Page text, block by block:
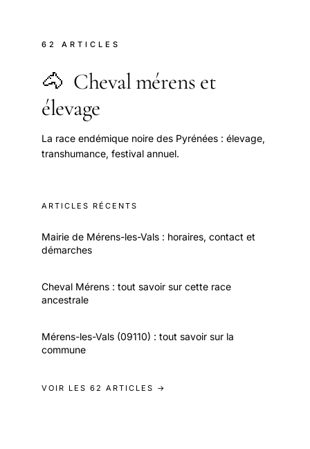
62 ARTICLES
🐴 Cheval mérens et
élevage
La race endémique noire des Pyrénées : élevage,
transhumance, festival annuel.
ARTICLES RÉCENTS
Mairie de Mérens-les-Vals : horaires, contact et
démarches
Cheval Mérens : tout savoir sur cette race
ancestrale
Mérens-les-Vals (09110) : tout savoir sur la
commune
VOIR LES 62 ARTICLES →